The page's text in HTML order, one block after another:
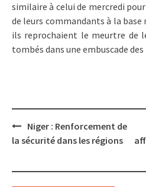
similaire à celui de mercredi
de leurs commandants à la
ils reprochaient le meurtre de
tombés dans une embuscade
Post
navigation
Niger : Renforcement de
la sécurité dans les régions